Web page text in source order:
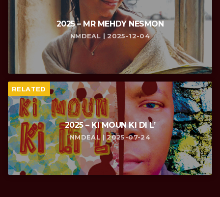
2025 – MR MEHDY NESMON
NMDEAL | 2025-12-04
RELATED
2025 – KI MOUN KI DI L’
NMDEAL | 2025-07-24